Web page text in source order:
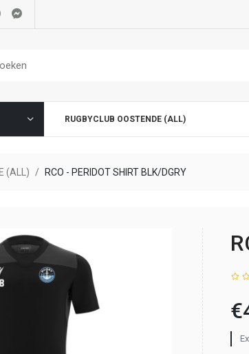
RUGBYCLUB OOSTENDE (ALL)
(ALL) RCO - PERIDOT SHIRT BLK/DGRY